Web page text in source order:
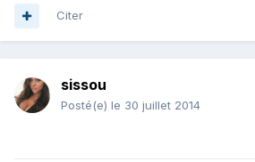
Citer
sissou
Posté(e) le 30 juillet 2014